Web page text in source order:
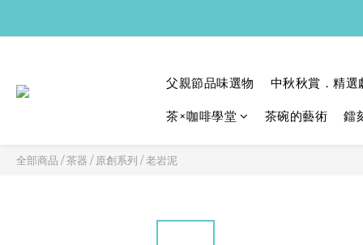
父親節品味選物 中秋秋賞．精選
茶×咖啡學堂 茶碗的藝術 鐳
全部商品 /茶器 / 原創系列 /老岩泥